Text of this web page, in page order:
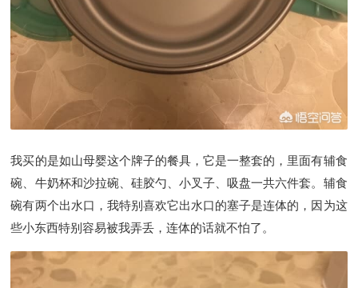
我买的是如山母婴这个牌子的餐具，它是一整套的，里面有辅食
碗、牛奶杯和沙拉碗、硅胶勺、小叉子、吸盘一共六件套。辅食
碗有两个出水口，我特别喜欢它出水口的塞子是连体的，因为这
些小东西特别容易被我弄丢，连体的话就不怕了。